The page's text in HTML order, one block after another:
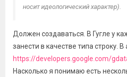
носит идеологический характер).
Должен создаваться. В Гугле у
занести в качестве типа строку.
https://developers.google.com/
Насколько я понимаю есть